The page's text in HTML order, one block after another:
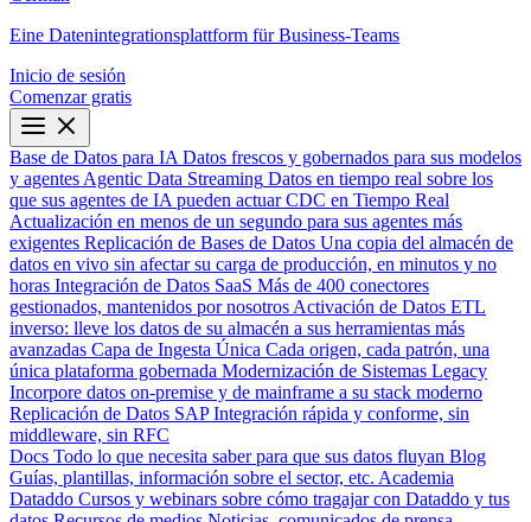
Eine Datenintegrationsplattform für Business-Teams
Inicio de sesión
Comenzar gratis
Base de Datos para IA Datos frescos y gobernados para sus modelos
y agentes Agentic Data Streaming Datos en tiempo real sobre los
que sus agentes de IA pueden actuar CDC en Tiempo Real
Actualización en menos de un segundo para sus agentes más
exigentes Replicación de Bases de Datos Una copia del almacén de
datos en vivo sin afectar su carga de producción, en minutos y no
horas Integración de Datos SaaS Más de 400 conectores
gestionados, mantenidos por nosotros Activación de Datos ETL
inverso: lleve los datos de su almacén a sus herramientas más
avanzadas Capa de Ingesta Única Cada origen, cada patrón, una
única plataforma gobernada Modernización de Sistemas Legacy
Incorpore datos on-premise y de mainframe a su stack moderno
Replicación de Datos SAP Integración rápida y conforme, sin
middleware, sin RFC
Docs Todo lo que necesita saber para que sus datos fluyan Blog
Guías, plantillas, información sobre el sector, etc. Academia
Dataddo Cursos y webinars sobre cómo tragajar con Dataddo y tus